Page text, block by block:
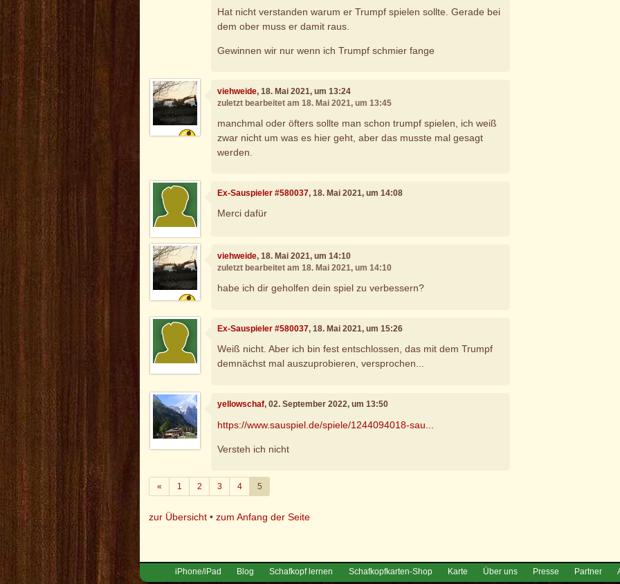
Hat nicht verstanden warum er Trumpf spielen sollte. Gerade bei
dem ober muss er damit raus.
Gewinnen wir nur wenn ich Trumpf schmier fange
viehweide, 18. Mai 2021, um 13:24
zuletzt bearbeitet am 18. Mai 2021, um 13:45
manchmal oder öfters sollte man schon trumpf spielen, ich weiß
zwar nicht um was es hier geht, aber das musste mal gesagt
werden.
Ex-Sauspieler #580037, 18. Mai 2021, um 14:08
Merci dafür
viehweide, 18. Mai 2021, um 14:10
zuletzt bearbeitet am 18. Mai 2021, um 14:10
habe ich dir geholfen dein spiel zu verbessern?
Ex-Sauspieler #580037, 18. Mai 2021, um 15:26
Weiß nicht. Aber ich bin fest entschlossen, das mit dem Trumpf
demnächst mal auszuprobieren, versprochen...
yellowschaf, 02. September 2022, um 13:50
https://www.sauspiel.de/spiele/1244094018-sau...
Versteh ich nicht
«Zurück
1 2 3 4 5
zur Übersicht •zum Anfang der Seite
iPhone/iPad Blog Schafkopf lernen Schafkopfkarten-Shop Karte Über uns Presse Partner